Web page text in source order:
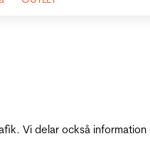
Vi delar också